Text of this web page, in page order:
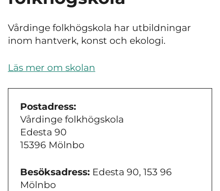
Vårdinge folkhögskola har utbildningar
inom hantverk, konst och ekologi.
Läs mer om skolan
Postadress:
Vårdinge folkhögskola
Edesta 90
15396 Mölnbo
Besöksadress: Edesta 90, 153 96
Mölnbo